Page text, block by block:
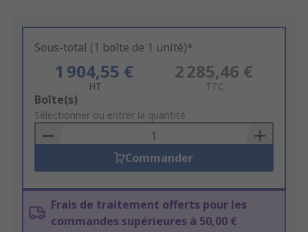
Sous-total (1 boîte de 1 unité)*
1 904,55 €
HT
2 285,46 €
TTC
Add
to
Basket
Boîte(s)
Sélectionner ou entrer la quantité
Commander
Frais de traitement offerts pour les
commandes supérieures à 50,00 €